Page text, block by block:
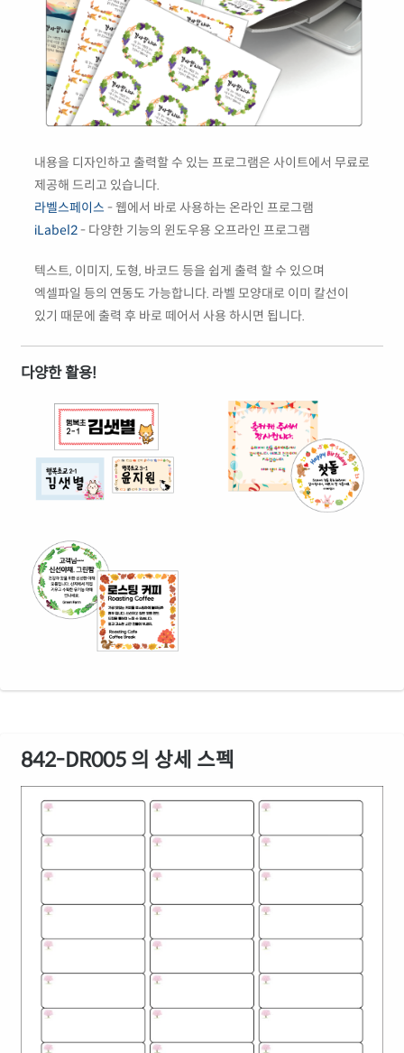
내용을 디자인하고 출력할 수 있는 프로그램은 사이트에서 무료로
제공해 드리고 있습니다.
라벨스페이스 - 웹에서 바로 사용하는 온라인 프로그램
iLabel2- 다양한 기능의 윈도우용 오프라인 프로그램
텍스트, 이미지, 도형, 바코드 등을 쉽게 출력 할 수 있으며
엑셀파일 등의 연동도 가능합니다. 라벨 모양대로 이미 칼선이
있기 때문에 출력 후 바로 떼어서 사용 하시면 됩니다.
다양한 활용!
842-DR005 의 상세 스펙